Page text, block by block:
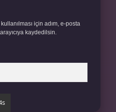
için adım, e-posta
kaydedilsin.